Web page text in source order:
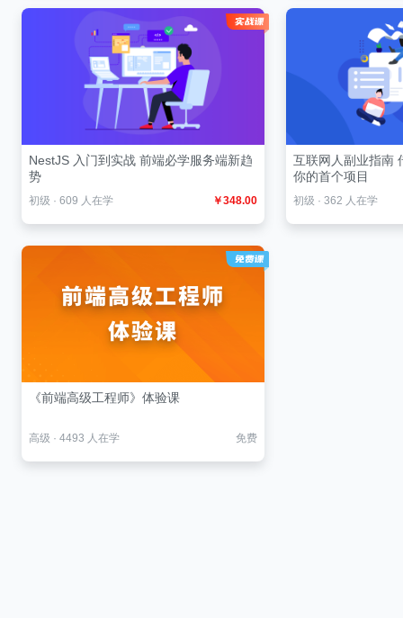
NestJS 入门到实战 前端必学服务端新趋
势
初级 · 609 人在学 ￥348.00
互联网人副业指南
你的首个项目
初级 · 362 人在学
《前端高级工程师》体验课
高级 · 4493 人在学 免费